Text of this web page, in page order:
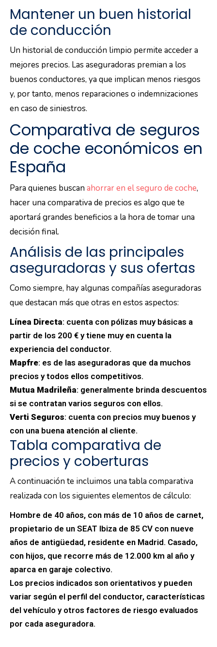
Mantener un buen historial
de conducción
Un historial de conducción limpio permite acceder a
mejores precios. Las aseguradoras premian a los
buenos conductores, ya que implican menos riesgos
y, por tanto, menos reparaciones o indemnizaciones
en caso de siniestros.
Comparativa de seguros
de coche económicos en
España
Para quienes buscanahorrar en el seguro de coche,
hacer una comparativa de precios es algo que te
aportará grandes beneficios a la hora de tomar una
decisión final.
Análisis de las principales
aseguradoras y sus ofertas
Como siempre, hay algunas compañías aseguradoras
que destacan más que otras en estos aspectos:
Línea Directa: cuenta con pólizas muy básicas a
partir de los 200 € y tiene muy en cuenta la
experiencia del conductor.
Mapfre: es de las aseguradoras que da muchos
precios y todos ellos competitivos.
Mutua Madrileña: generalmente brinda descuentos
si se contratan varios seguros con ellos.
Verti Seguros: cuenta con precios muy buenos y
con una buena atención al cliente.
Tabla comparativa de
precios y coberturas
A continuación te incluimos una tabla comparativa
realizada con los siguientes elementos de cálculo:
Hombre de 40 años, con más de 10 años de carnet,
propietario de un SEAT Ibiza de 85 CV con nueve
años de antigüedad, residente en Madrid. Casado,
con hijos, que recorre más de 12.000 km al año y
aparca en garaje colectivo.
Los precios indicados son orientativos y pueden
variar según el perfil del conductor, características
del vehículo y otros factores de riesgo evaluados
por cada aseguradora.